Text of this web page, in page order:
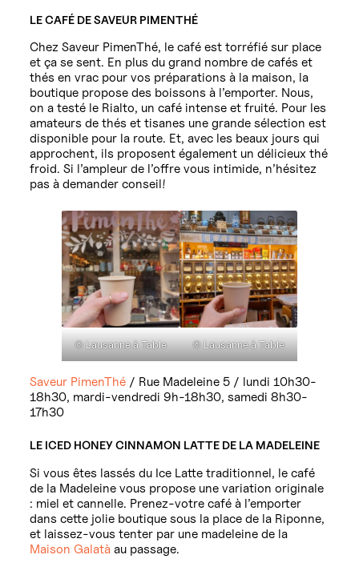
LE CAFÉ DE SAVEUR PIMENTHÉ
Chez Saveur PimenThé, le café est torréfié sur place
et ça se sent. En plus du grand nombre de cafés et
thés en vrac pour vos préparations à la maison, la
boutique propose des boissons à l’emporter. Nous,
on a testé le Rialto, un café intense et fruité. Pour les
amateurs de thés et tisanes une grande sélection est
disponible pour la route. Et, avec les beaux jours qui
approchent, ils proposent également un délicieux thé
froid. Si l’ampleur de l’offre vous intimide, n’hésitez
pas à demander conseil!
© Lausanne à Table © Lausanne à Table
Saveur PimenThé / Rue Madeleine 5 / lundi 10h30-
18h30, mardi-vendredi 9h-18h30, samedi 8h30-
17h30
LE ICED HONEY CINNAMON LATTE DE LA MADELEINE
Si vous êtes lassés du Ice Latte traditionnel, le café
de la Madeleine vous propose une variation originale
: miel et cannelle. Prenez-votre café à l’emporter
dans cette jolie boutique sous la place de la Riponne,
et laissez-vous tenter par une madeleine de la
Maison Galatà au passage.